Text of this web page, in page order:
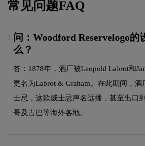
常见问题FAQ
问：Woodford Reservelogo的
么？
答：1878年，酒厂被Leopold Labrot和
更名为Labrot & Graham。在此期间，
士忌，这款威士忌声名远播，甚至出口
哥及古巴等海外各地。